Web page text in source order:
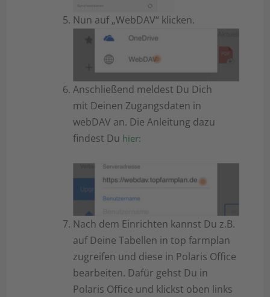
Nun auf „WebDAV“ klicken.
Anschließend meldest Du Dich
mit Deinen Zugangsdaten in
webDAV an. Die Anleitung dazu
findest Du hier:
Nach dem Einrichten kannst Du z.B.
auf Deine Tabellen in top farmplan
zugreifen und diese in Polaris Office
bearbeiten. Dafür gehst Du in
Polaris Office und klickst oben links